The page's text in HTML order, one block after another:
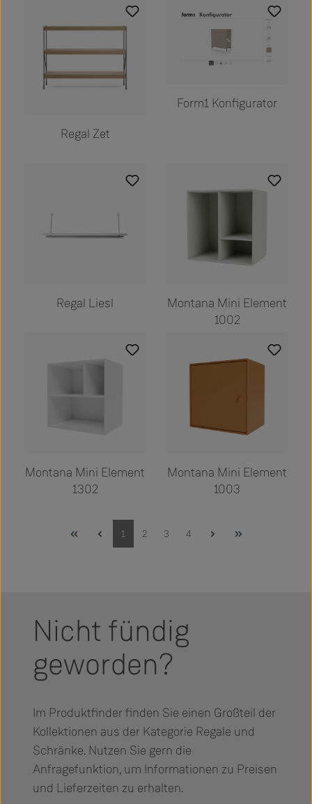
Regal Zet
Form1 Konfigurator
Regal Liesl
Montana Mini Element
1002
Montana Mini Element
1302
Montana Mini Element
1003
Seite
1 Seite
2 Seite
3 Seite
4
Nicht fündig
geworden?
Im Produktfinder finden Sie einen Großteil der
Kollektionen aus der Kategorie Regale und
Schränke. Nutzen Sie gern die
Anfragefunktion, um Informationen zu Preisen
und Lieferzeiten zu erhalten.